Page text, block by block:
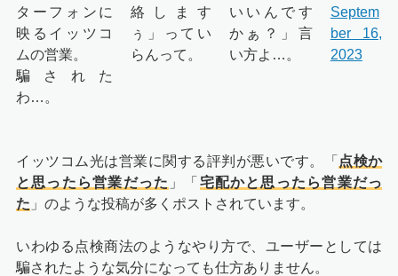
ターフォンに
映るイッツコ
ムの営業。
騙された
わ…。
絡します
ぅ」ってい
らんって。
いいんです
かぁ？」言
い方よ…。
Septem
ber 16,
2023
イッツコム光は営業に関する評判が悪いです。「 点検か
と思ったら営業だった 」「 宅配かと思ったら営業だっ
た 」のような投稿が多くポストされています。
いわゆる点検商法のようなやり方で、ユーザーとしては
騙されたような気分になっても仕方ありません。